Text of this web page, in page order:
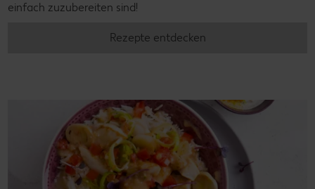
einfach zuzubereiten sind!
Rezepte entdecken